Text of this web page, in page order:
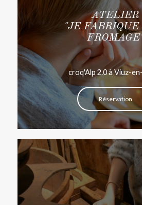
ATELIER
"JE FABRIQUE
croq'Alp 2.0 à Viuz-
Réservation